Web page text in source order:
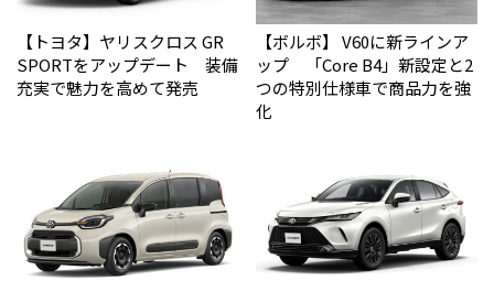
【トヨタ】ヤリスクロス GR
SPORTをアップデート 装備
充実で魅力を高めて発売
【ボルボ】 V60に新ラインア
ップ 「Core B4」新設定と2
つの特別仕様車で商品力を強
化